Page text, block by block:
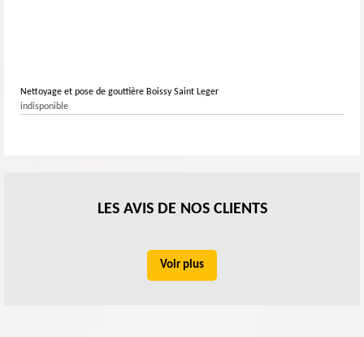
Nettoyage et pose de gouttière Boissy Saint Leger
indisponible
LES AVIS DE NOS CLIENTS
Voir plus